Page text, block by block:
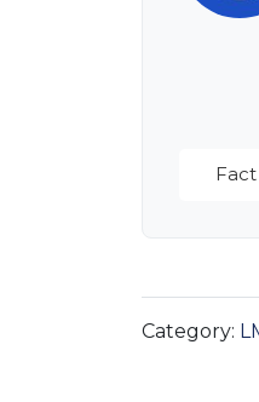
Category: